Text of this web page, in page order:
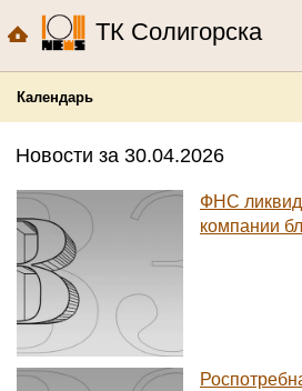
ТК Солигорска
Календарь
Новости за 30.04.2026
ФНС
компании